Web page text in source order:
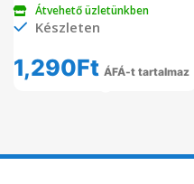
Átvehető üzletünkben
Készleten
1,290Ft ÁFÁ-t tartalmaz